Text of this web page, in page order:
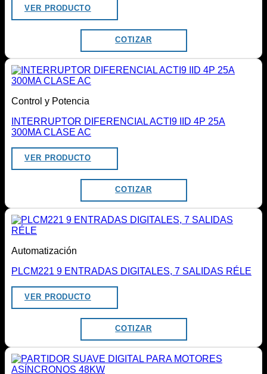
VER PRODUCTO
COTIZAR
Control y Potencia
INTERRUPTOR DIFERENCIAL ACTI9 IID 4P 25A
300MA CLASE AC
VER PRODUCTO
COTIZAR
Automatización
PLCM221 9 ENTRADAS DIGITALES, 7 SALIDAS RÉLE
VER PRODUCTO
COTIZAR